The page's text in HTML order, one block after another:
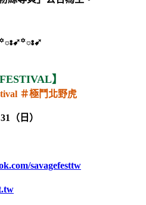
】
＃極鬥北野虎
（日）
savagefesttw